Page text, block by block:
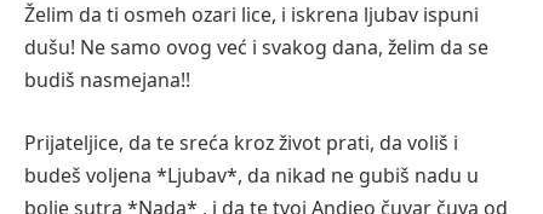
Želim da ti osmeh ozari lice, i iskrena ljubav ispuni
dušu! Ne samo ovog već i svakog dana, želim da se
budiš nasmejana!!
Prijateljice, da te sreća kroz život prati, da voliš i
budeš voljena *Ljubav*, da nikad ne gubiš nadu u
bolje sutra *Nada* , i da te tvoj Andjeo čuvar čuva od